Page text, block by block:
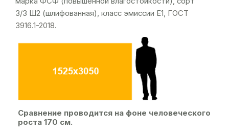
3/3 Ш2 (шлифованная), класс эмиссии Е1, ГОСТ
3916.1-2018.
Сравнение проводится на фоне человеческого
роста 170 см.